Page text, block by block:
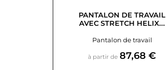
PANTALON DE TRAVAIL
AVEC STRETCH HELIX...
Pantalon de travail
à partir de Prix
87,68 €